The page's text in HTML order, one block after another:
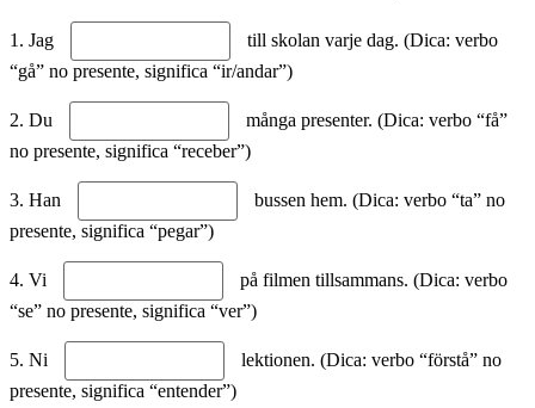
1. Jag
till skolan varje dag. (Dica: verbo
“gå” no presente, significa “ir/andar”)
2. Du
många presenter. (Dica: verbo “få”
no presente, significa “receber”)
3. Han
bussen hem. (Dica: verbo “ta” no
presente, significa “pegar”)
4. Vi
på filmen tillsammans. (Dica: verbo
“se” no presente, significa “ver”)
5. Ni
lektionen. (Dica: verbo “förstå” no
presente, significa “entender”)